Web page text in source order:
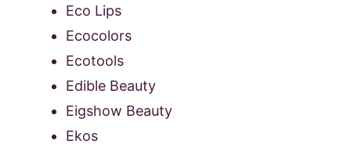
Eco Lips
Ecocolors
Ecotools
Edible Beauty
Eigshow Beauty
Ekos